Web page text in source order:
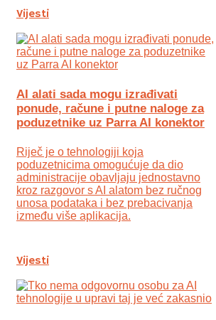
Vijesti
AI alati sada mogu izrađivati
ponude, račune i putne naloge za
poduzetnike uz Parra AI konektor
Riječ je o tehnologiji koja
poduzetnicima omogućuje da dio
administracije obavljaju jednostavno
kroz razgovor s AI alatom bez ručnog
unosa podataka i bez prebacivanja
između više aplikacija.
Vijesti